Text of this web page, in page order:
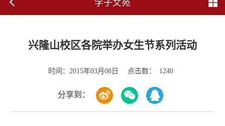
学子文苑
兴隆山校区各院举办女生节系列活动
时间： 2015年03月08日 点击数： 1240
分享到：